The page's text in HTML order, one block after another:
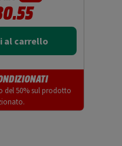
al carrello
del 50% sul prodotto